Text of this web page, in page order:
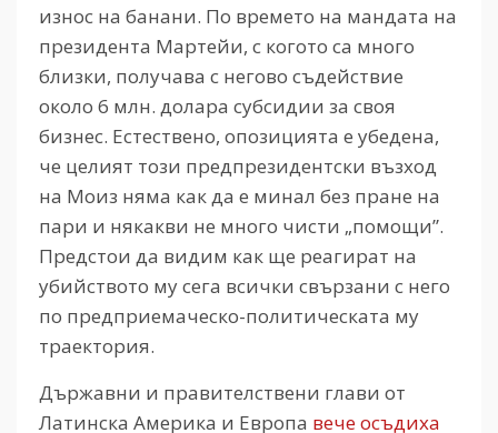
износ на банани. По времето на мандата на
президента Мартейи, с когото са много
близки, получава с негово съдействие
около 6 млн. долара субсидии за своя
бизнес. Естествено, опозицията е убедена,
че целият този предпрезидентски възход
на Моиз няма как да е минал без пране на
пари и някакви не много чисти „помощи”.
Предстои да видим как ще реагират на
убийството му сега всички свързани с него
по предприемаческо-политическата му
траектория.
Държавни и правителствени глави от
Латинска Америка и Европа вече осъдиха